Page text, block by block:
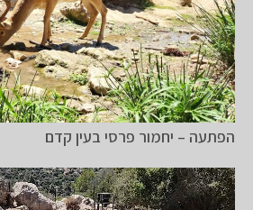
הפתעה – יחמור פרסי בעין קדם